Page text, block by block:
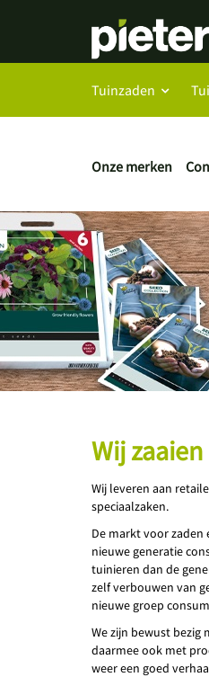
Tuinzaden
Onze merken
Wij
Wij leveren aan
speciaalzaken.
De markt voor zaden
nieuwe generatie
tuinieren dan de
zelf verbouwen van
nieuwe groep
We zijn bewust bezig
daarmee ook met
weer een goed